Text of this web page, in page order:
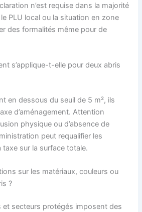
n’est requise dans la majorité
PLU local ou la situation en zone
des formalités même pour de
s’applique-t-elle pour deux abris
en dessous du seuil de 5 m², ils
d’aménagement. Attention
physique ou d’absence de
peut requalifier les
sur la surface totale.
sur les matériaux, couleurs ou
?
et secteurs protégés imposent des